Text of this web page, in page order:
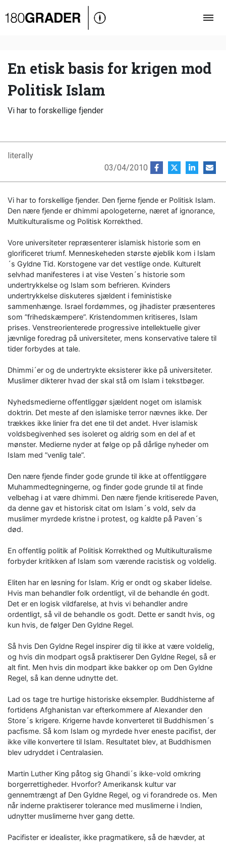
Oversigt
Debat
Video
Podcast
En etisk basis for krigen mod
Politisk Islam
Vi har to forskellige fjender
literally
03/04/2010
Vi har to forskellige fjender. Den fjerne fjende er Politisk Islam.
Den nære fjende er dhimmi apologeterne, næret af ignorance,
Multikulturalisme og Politisk Korrekthed.
Vore universiteter repræsenterer islamisk historie som en
glorificeret triumf. Menneskeheden største øjeblik kom i Islam
´s Gyldne Tid. Korstogene var det vestlige onde. Kulturelt
selvhad manifesteres i at vise Vesten´s historie som
undertrykkelse og Islam som befrieren. Kvinders
undertrykkelse diskuteres sjældent i feministiske
sammenhænge. Israel fordømmes, og jihadister præsenteres
som ”frihedskæmpere”. Kristendommen kritiseres, Islam
prises. Venstreorienterede progressive intellektuelle giver
jævnlige foredrag på universiteter, mens konservative talere til
tider forbydes at tale.
Dhimmi´er og de undertrykte eksisterer ikke på universiteter.
Muslimer dikterer hvad der skal stå om Islam i tekstbøger.
Nyhedsmedierne offentliggør sjældent noget om islamisk
doktrin. Det meste af den islamiske terror nævnes ikke. Der
trækkes ikke linier fra det ene til det andet. Hver islamisk
voldsbegivenhed ses isoleret og aldrig som en del af et
mønster. Medierne nyder at følge op på dårlige nyheder om
Islam med ”venlig tale”.
Den nære fjende finder gode grunde til ikke at offentliggøre
Muhammedtegningerne, og finder gode grunde til at finde
velbehag i at være dhimmi. Den nære fjende kritiserede Paven,
da denne gav et historisk citat om Islam´s vold, selv da
muslimer myrdede kristne i protest, og kaldte på Paven´s
død.
En offentlig politik af Politisk Korrekthed og Multikulturalisme
forbyder kritikken af Islam som værende racistisk og voldelig.
Eliten har en løsning for Islam. Krig er ondt og skaber lidelse.
Hvis man behandler folk ordentligt, vil de behandle én godt.
Det er en logisk vildfarelse, at hvis vi behandler andre
ordentligt, så vil de behandle os godt. Dette er sandt hvis, og
kun hvis, de følger Den Gyldne Regel.
Så hvis Den Gyldne Regel inspirer dig til ikke at være voldelig,
og hvis din modpart også praktiserer Den Gyldne Regel, så er
alt fint. Men hvis din modpart ikke bakker op om Den Gyldne
Regel, så kan denne udnytte det.
Lad os tage tre hurtige historiske eksempler. Buddhisterne af
fortidens Afghanistan var efterkommere af Alexander den
Store´s krigere. Krigerne havde konverteret til Buddhismen´s
pacfisme. Så kom Islam og myrdede hver eneste pacifist, der
ikke ville konvertere til Islam. Resultatet blev, at Buddhismen
blev udryddet i Centralasien.
Martin Luther King påtog sig Ghandi´s ikke-vold omkring
borgerrettigheder. Hvorfor? Amerikansk kultur var
gennemtrængt af Den Gyldne Regel, og vi forandrede os. Men
når inderne praktiserer tolerance med muslimerne i Indien,
udnytter muslimerne hver gang dette.
Pacifister er idealister, ikke pragmatikere, så de hævder, at